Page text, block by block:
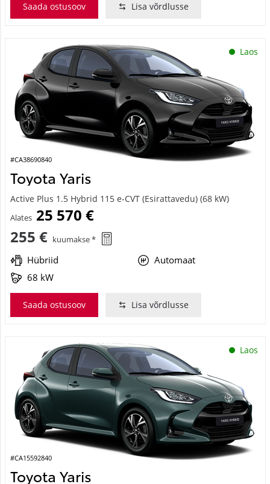
Saada ostusoov Lisa võrdlusse
Laos
#CA38690840
Toyota Yaris
Active Plus 1.5 Hybrid 115 e-CVT (Esirattavedu) (68 kW)
Alates 25 570 €
255 € kuumakse *
Hübriid
Automaat
68 kW
Saada ostusoov Lisa võrdlusse
Laos
#CA15592840
Toyota Yaris